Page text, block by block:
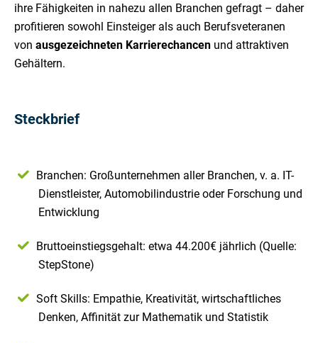
ihre Fähigkeiten in nahezu allen Branchen gefragt – daher
profitieren sowohl Einsteiger als auch Berufsveteranen
von ausgezeichneten Karrierechancen und attraktiven
Gehältern.
Steckbrief
Branchen: Großunternehmen aller Branchen, v. a. IT-
Dienstleister, Automobilindustrie oder Forschung und
Entwicklung
Bruttoeinstiegsgehalt: etwa 44.200€ jährlich (Quelle:
StepStone)
Soft Skills: Empathie, Kreativität, wirtschaftliches
Denken, Affinität zur Mathematik und Statistik